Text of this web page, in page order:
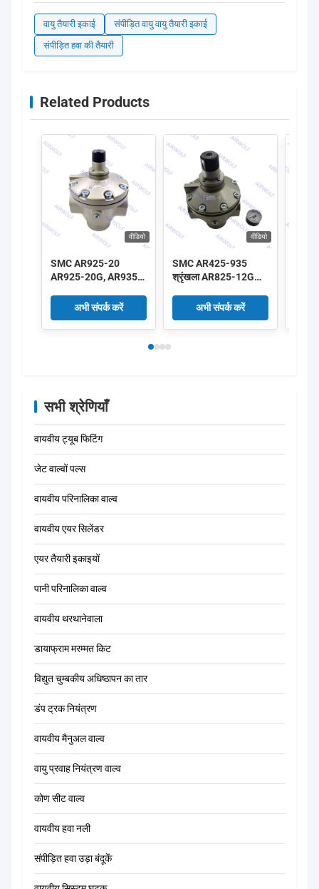
वायु तैयारी इकाई
संपीड़ित वायु वायु तैयारी इकाई
संपीड़ित हवा की तैयारी
Related Products
वीडियो
SMC AR925-20
AR925-20G, AR935-
AR425-935 श्रृंखला
पायलट संचालित नियामक
2"
अभी संपर्क करें
वीडियो
SMC AR425-935
श्रृंखला AR825-12G
12G AR835-14G
पायलट संचालित नियामक
1"1/4 1"1/2
अभी संपर्क करें
सभी श्रेणियाँ
वायवीय ट्यूब फिटिंग
जेट वाल्वों पल्स
वायवीय परिनालिका वाल्व
वायवीय एयर सिलेंडर
एयर तैयारी इकाइयों
पानी परिनालिका वाल्व
वायवीय थरथानेवाला
डायाफ्राम मरम्मत किट
विद्युत चुम्बकीय अधिष्ठापन का तार
डंप ट्रक नियंत्रण
वायवीय मैनुअल वाल्व
वायु प्रवाह नियंत्रण वाल्व
कोण सीट वाल्व
वायवीय हवा नली
संपीड़ित हवा उड़ा बंदूकें